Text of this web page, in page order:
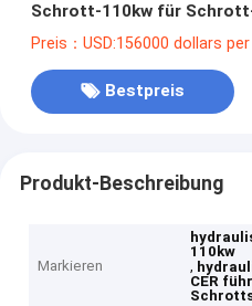
Schrott-110kw für
Preis：USD:156000 dollars
Bestpreis
Produkt-Beschreibung
Markieren
110kw
,
CER